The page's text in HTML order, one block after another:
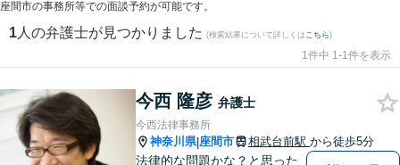
座間市の事務所等での面談予約が可能です。
1 人の弁護士が見つかりました (検索結果について詳しくは こちら)
1件中 1-1件を表示
今西 隆彦 弁護士
今西法律事務所
神奈川県|座間市 相武台前駅 から徒歩5分
法律的な問題かな？と思った